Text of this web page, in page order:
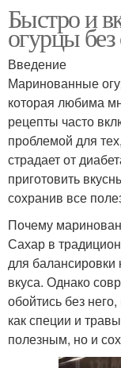
Быстро и
огурцы без
Введение
Маринованные
которая любима
рецепты часто
проблемой для
страдает от
приготовить
сохранив все
Почему
Сахар в
для балансировки
вкуса. Однако
обойтись без
как специи и
полезным, но и